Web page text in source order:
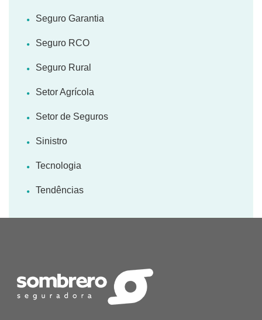
Seguro Garantia
Seguro RCO
Seguro Rural
Setor Agrícola
Setor de Seguros
Sinistro
Tecnologia
Tendências